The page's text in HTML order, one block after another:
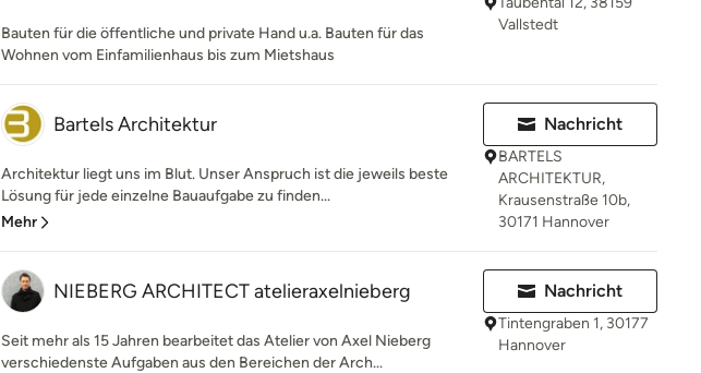
Bauten für die öffentliche und private Hand u.a. Bauten für das
Wohnen vom Einfamilienhaus bis zum Mietshaus
Vallstedt
Bartels Architektur
Architektur liegt uns im Blut. Unser Anspruch ist die jeweils beste
Lösung für jede einzelne Bauaufgabe zu finden...
Mehr
Nachricht
BARTELS
ARCHITEKTUR,
Krausenstraße 10b,
30171 Hannover
NIEBERG ARCHITECT atelieraxelnieberg
Seit mehr als 15 Jahren bearbeitet das Atelier von Axel Nieberg
verschiedenste Aufgaben aus den Bereichen der Arch...
Nachricht
Tintengraben 1, 30177
Hannover